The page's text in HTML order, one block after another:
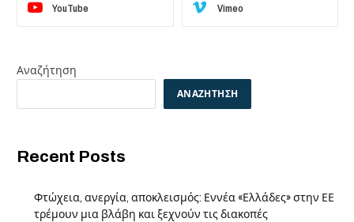
YouTube Vimeo
Αναζήτηση
ΑΝΑΖΉΤΗΣΗ
Recent Posts
Φτώχεια, ανεργία, αποκλεισμός: Εννέα «Ελλάδες» στην ΕΕ
τρέμουν μια βλάβη και ξεχνούν τις διακοπές